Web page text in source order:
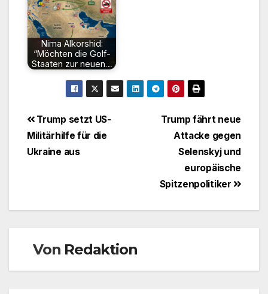
Nima Alkorshid:
“Möchten die Golf-
Staaten zur neuen…
BeitragsnavigationTrump fährt neue
Attacke gegen
Selenskyj und
europäische
Spitzenpolitiker
Trump setzt US-
Militärhilfe für die
Ukraine aus
Von Redaktion